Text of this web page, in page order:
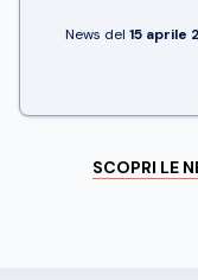
News del 15 aprile
SCOPRI LE